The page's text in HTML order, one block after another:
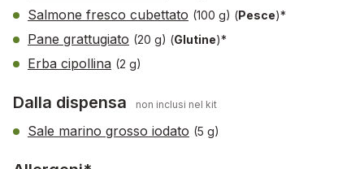
Salmone fresco cubettato (100 g) (Pesce)*
Pane grattugiato (20 g) (Glutine)*
Erba cipollina (2 g)
Dalla dispensa non inclusi nel kit
Sale marino grosso iodato (5 g)